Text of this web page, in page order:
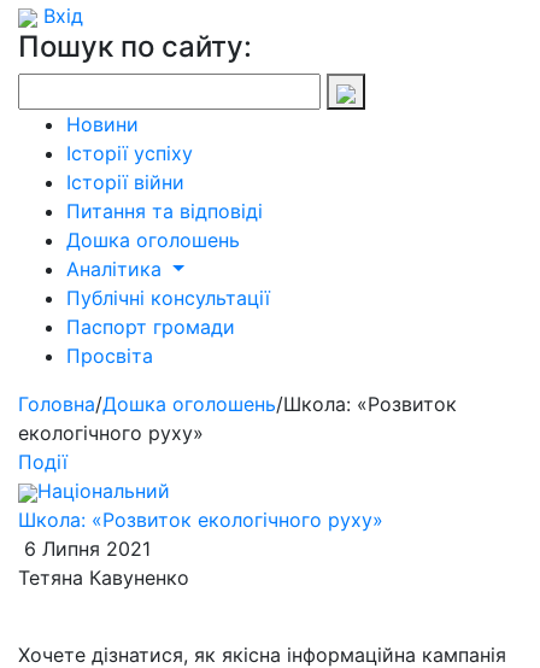
Вхід
Пошук по сайту:
Новини
Історії успіху
Історії війни
Питання та відповіді
Дошка оголошень
Аналітика
Публічні консультації
Паспорт громади
Просвіта
Головна/Дошка оголошень/Школа: «Розвиток
екологічного руху»
Події
Національний
Школа: «Розвиток екологічного руху»
6 Липня 2021
Тетяна Кавуненко
Хочете дізнатися, як якісна інформаційна кампанія